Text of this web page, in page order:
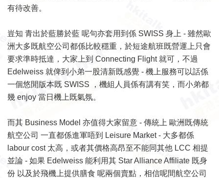
有待改善。
豈知 青出於藍勝於藍 呢句亦套用到係 SWISS 身上 - 雖然歐
洲大多既航空公司都係比較穩重，於短途航班既營運上只會
要求準時抵達，大家上到 Connecting Flight 就可，不過
Edelweiss 就俾到小弟一股清新既感覺 - 機上服務可以話係
一個悠閒版本既 SWISS ，機組人員係有講有笑，而小弟都
幾 enjoy 當日機上既氣氛。
而其 Business Model 亦值得大家留意 - 傳統上 歐洲既傳統
航空公司 一直都係進軍唔到 Leisure Market - 大多都係
labour cost 太高，或者其價格高昂至不能同其他 LCC 相提
並論 - 如果 Edelweiss 能利用其 Star Alliance Affiliate 既身
份 以及於飛機上提供膳食 呢兩個賣點，相信呢間航空公司